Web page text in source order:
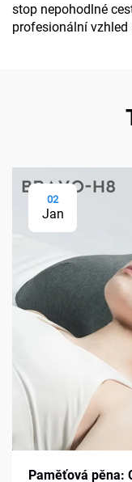
stop nepohodlné
profesionální
02
Jan
Paměťová pěna: